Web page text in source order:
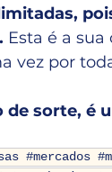
Esta é a
vez por
de sorte, é